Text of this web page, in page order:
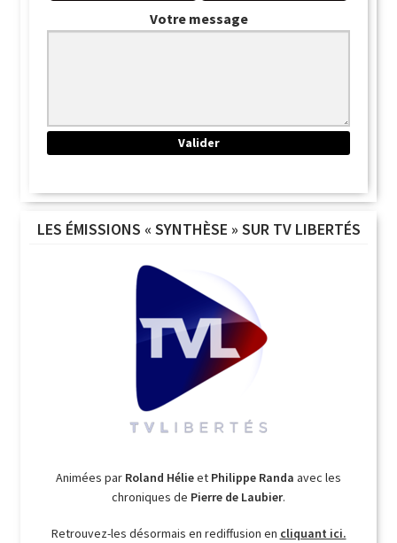
Votre message
LES ÉMISSIONS « SYNTHÈSE » SUR TV LIBERTÉS
Animées par Roland Hélieet Philippe Randa avec les
chroniques de Pierre de Laubier.
Retrouvez-les désormais en rediffusion en cliquant ici.